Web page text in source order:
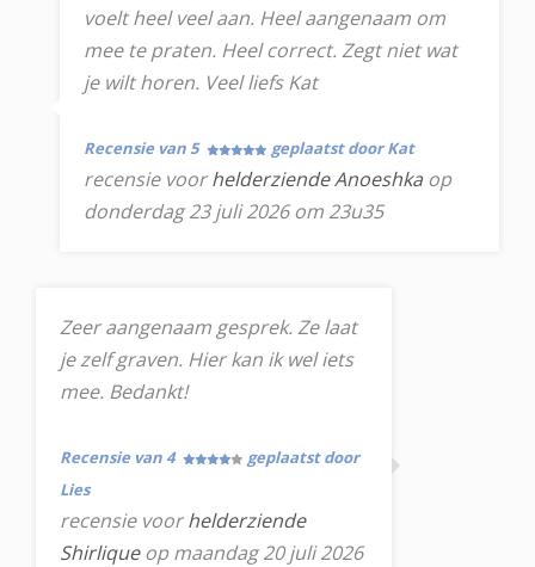
voelt heel veel aan. Heel aangenaam om
mee te praten. Heel correct. Zegt niet wat
je wilt horen. Veel liefs Kat
Recensie van 5 geplaatst door Kat
recensie voorhelderziende Anoeshka op
donderdag 23 juli 2026 om 23u35
Zeer aangenaam gesprek. Ze laat
je zelf graven. Hier kan ik wel iets
mee. Bedankt!
Recensie van 4
geplaatst door
Lies
recensie voorhelderziende
Shirliqueop maandag 20 juli 2026